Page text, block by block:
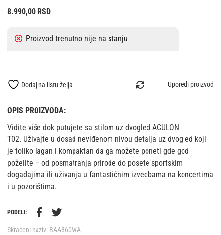
8.990,00 RSD
OPIS PROIZVODA:
Vidite više dok putujete sa stilom uz dvogled ACULON
T02. Uživajte u dosad neviđenom nivou detalja uz dvogled koji
je toliko lagan i kompaktan da ga možete poneti gde god
poželite – od posmatranja prirode do posete sportskim
događajima ili uživanja u fantastičnim izvedbama na koncertima
i u pozorištima.
Dodaj na listu želja Uporedi proizvod
PODELI:
Skraćeni naziv: BAA860WA